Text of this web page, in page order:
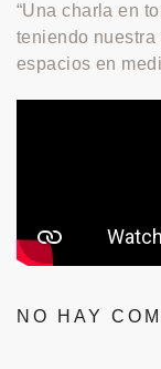
“Una charla en
teniendo
espacios en
NO HAY